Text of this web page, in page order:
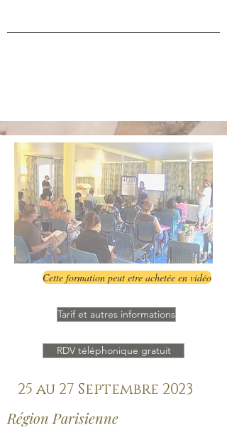
Cette formation peut etre achetée en vidéo
Tarif et autres informations
RDV téléphonique gratuit
25 au 27 Septembre 2023
Région Parisienne